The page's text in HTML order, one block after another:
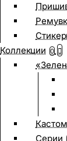
Коллекции 0
Серии